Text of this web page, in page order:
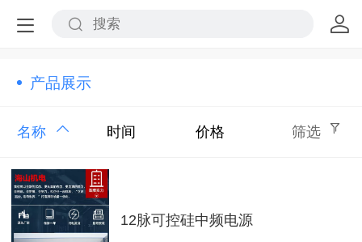
产品展示
名称 时间 价格 筛选
12脉可控硅中频电源